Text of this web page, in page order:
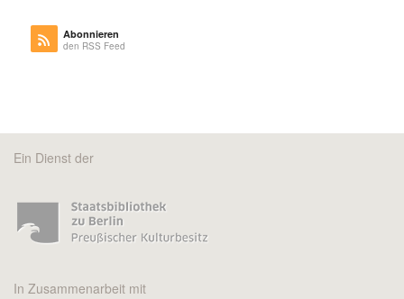
Abonnieren
den RSS Feed
Ein Dienst der
In Zusammenarbeit mit